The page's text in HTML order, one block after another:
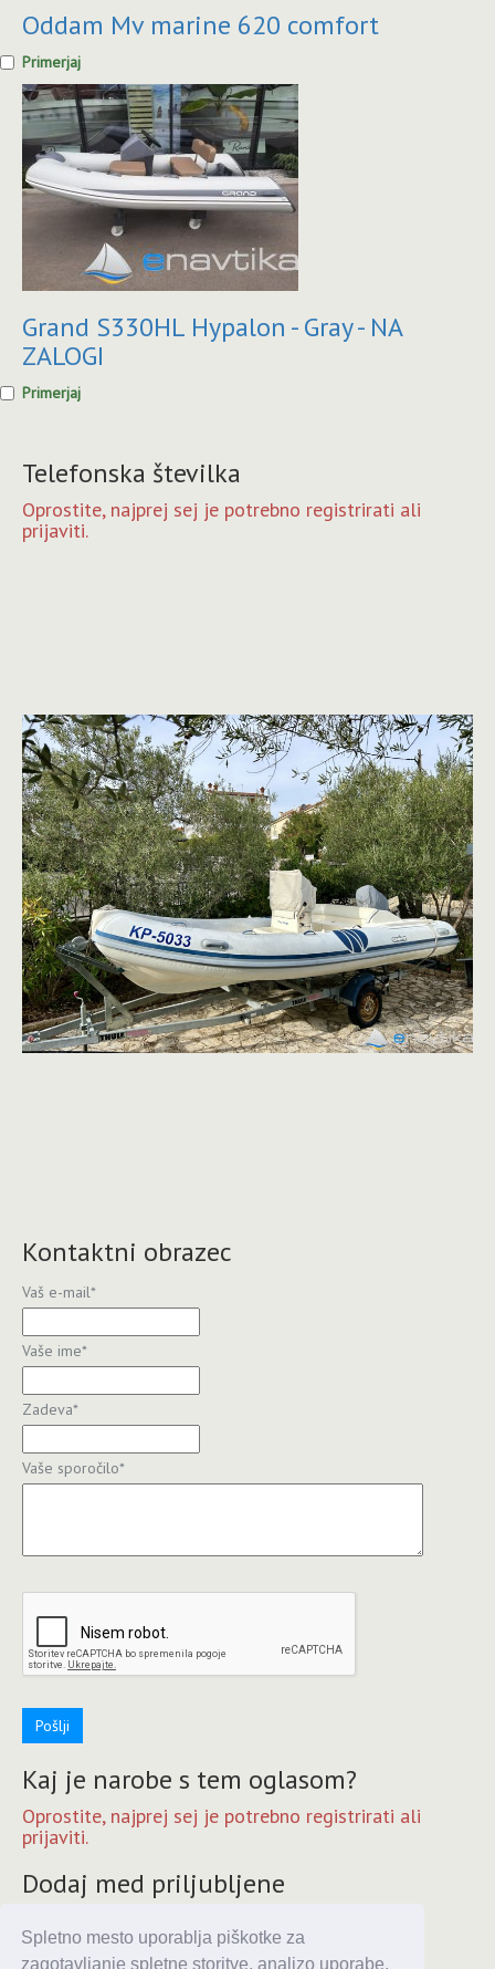
Spletno mesto uporablja piškotke za
zagotavljanje spletne storitve, analizo uporabe,
Oddam Mv marine 620 comfort
Primerjaj
Grand S330HL Hypalon - Gray - NA
ZALOGI
Primerjaj
Telefonska številka
Oprostite, najprej sej je potrebno registrirati ali
prijaviti.
Kontaktni obrazec
Vaš e-mail*
Vaše ime*
Zadeva*
Vaše sporočilo*
Pošlji
Kaj je narobe s tem oglasom?
Oprostite, najprej sej je potrebno registrirati ali
prijaviti.
Dodaj med priljubljene
prijaviti.